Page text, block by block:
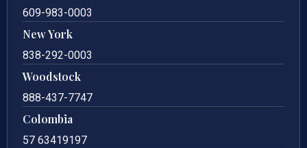
609-983-0003
New York
838-292-0003
Woodstock
888-437-7747
Colombia
57 63419197